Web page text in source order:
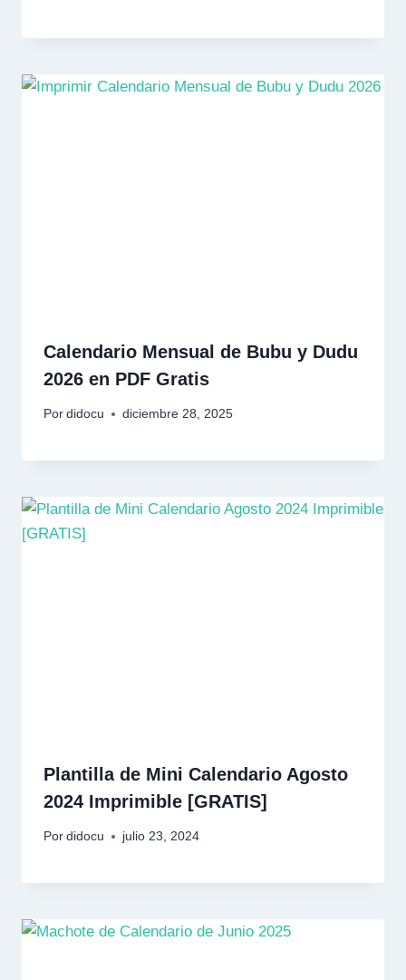
Calendario Mensual de Bubu y Dudu
2026 en PDF Gratis
Por didocu diciembre 28, 2025
Plantilla de Mini Calendario Agosto
2024 Imprimible [GRATIS]
Por didocu julio 23, 2024